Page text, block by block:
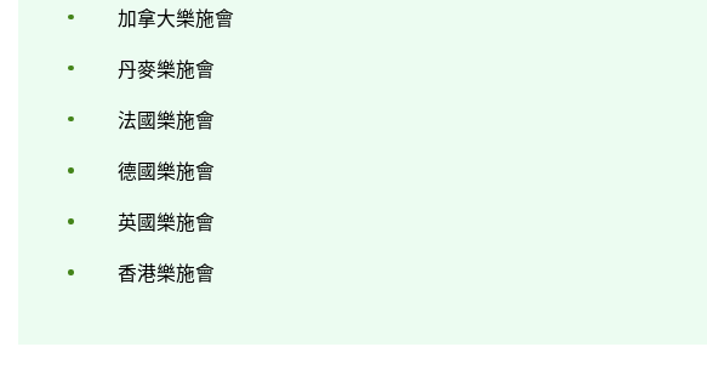
加拿大樂施會
丹麥樂施會
法國樂施會
德國樂施會
英國樂施會
香港樂施會